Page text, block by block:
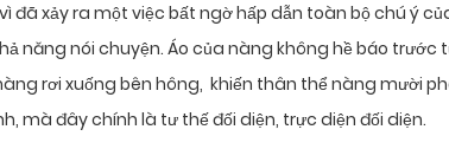
đã xảy ra một việc bất ngờ hấp dẫn toàn bộ chú ý
năng nói chuyện. Áo của nàng không hề báo trước
rơi xuống bên hông, khiến thân thể nàng mười
mà đây chính là tư thế đối diện, trực diện đối diện.